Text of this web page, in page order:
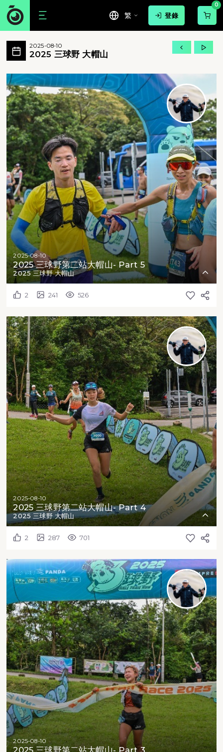
繁 登錄
0
2025 三球野 大帽山 活動相簿
2025 三球野 大帽山 所有相片
2025 三球野 大帽山 - 2025 三球野 大帽山
2025-08-10
2025 三球野 大帽山
2025-08-10
2025 三球野第二站大帽山- Part 5
2025 三球野 大帽山
2 241 526
2025-08-10
2025 三球野第二站大帽山- Part 4
2025 三球野 大帽山
2 287 701
2025-08-10
2025 三球野第二站大帽山- Part 3